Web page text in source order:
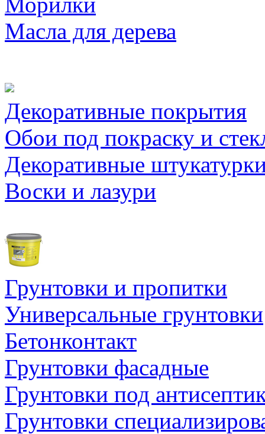
Масла для дерева
Декоративные покрытия
Обои под покраску и
Декоративные
Воски и лазури
Грунтовки и пропитки
Универсальные грунтовки
Бетонконтакт
Грунтовки фасадные
Грунтовки под
Грунтовки